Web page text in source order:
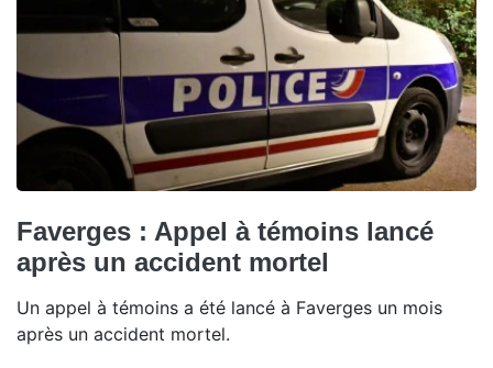
Faverges : Appel à témoins lancé
après un accident mortel
Un appel à témoins a été lancé à Faverges un mois
après un accident mortel.